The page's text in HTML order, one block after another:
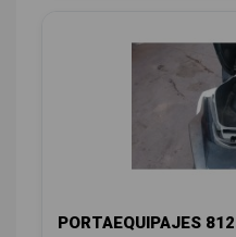
PORTAEQUIPAJES